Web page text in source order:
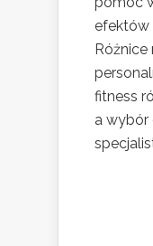
efektów
Różnice
fitness
a wybór